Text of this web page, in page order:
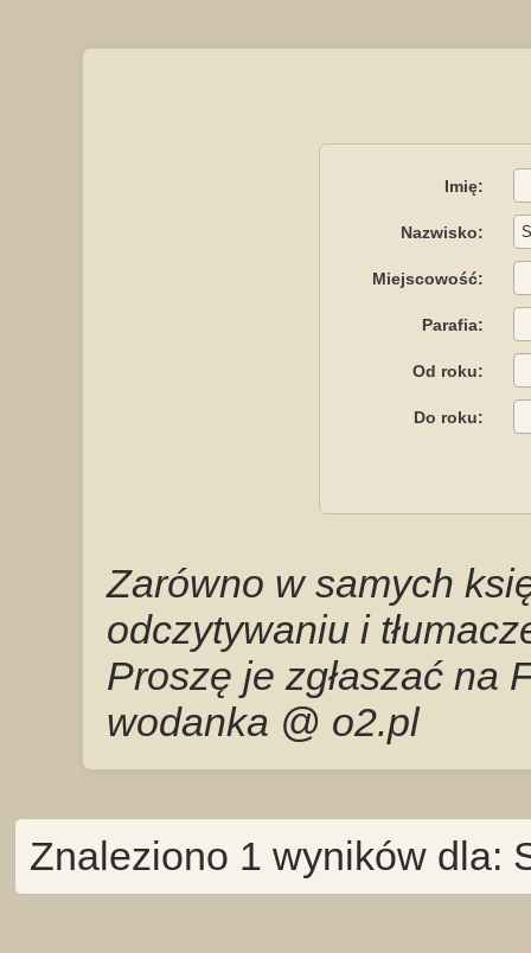
Imię:
Nazwisko:
Miejscowość:
Parafia:
Od roku:
Do roku:
Zarówno w samych
odczytywaniu i
Proszę je zgłaszać na
wodanka @ o2.pl
Znaleziono 1 wyników dla: